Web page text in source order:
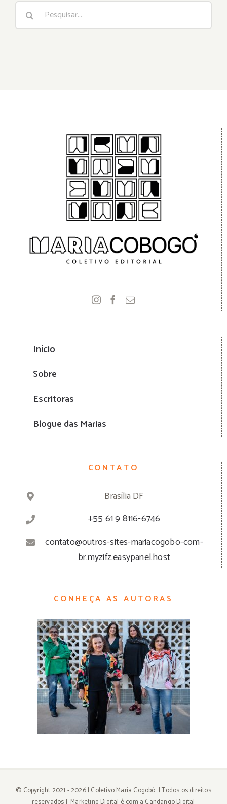
Buscar
resultados
Início
Sobre
Escritoras
Blogue das Marias
CONTATO
Brasília DF
+55 61 9 8116-6746
contato@outros-sites-mariacogobo-com-
br.myzifz.easypanel.host
CONHEÇA AS AUTORAS
© Copyright 2021 -2026| Coletivo Maria Cogobó | Todos os direitos